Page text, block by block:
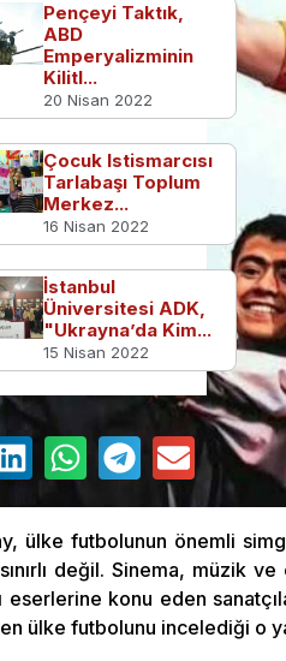
ülke futbolunun önemli
değil. Sinema, müzik
eserlerine konu eden
ülke futbolunu incelediği o
Pençeyi Taktık,
ABD
Emperyalizminin
Kilitl...
20 Nisan 2022
Çocuk Istismarcısı
Tarlabaşı Toplum
Merkez...
16 Nisan 2022
İstanbul
Üniversitesi ADK,
"Ukrayna’da Kim...
15 Nisan 2022